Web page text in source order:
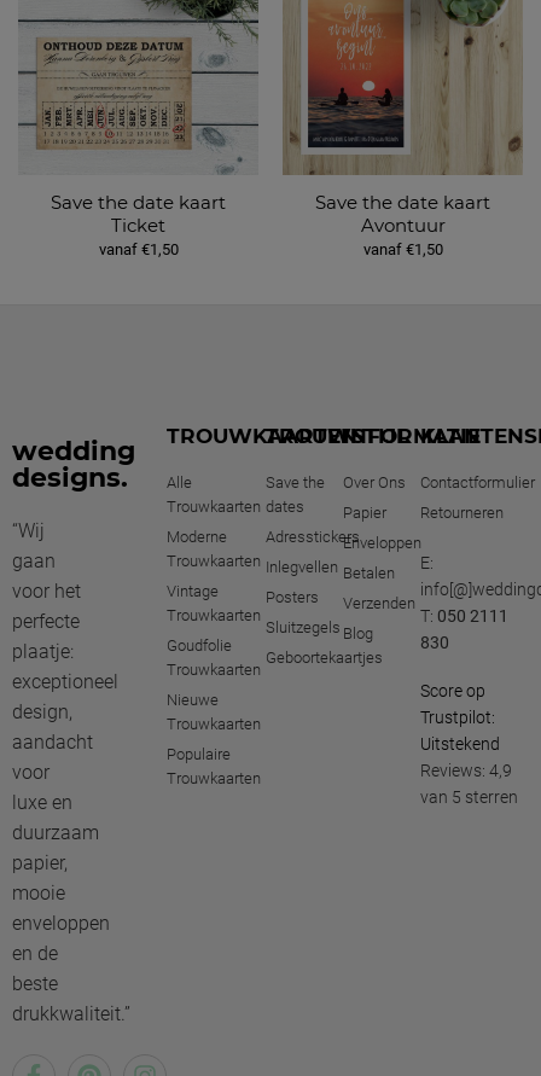
Save the date kaart
Ticket
vanaf €1,50
Save the date kaart
Avontuur
vanaf €1,50
wedding
designs.
“Wij
gaan
voor het
perfecte
plaatje:
exceptioneel
design,
aandacht
voor
luxe en
duurzaam
papier,
mooie
enveloppen
en de
beste
drukkwaliteit.”
TROUWKAARTEN
Alle
Trouwkaarten
Moderne
Trouwkaarten
Vintage
Trouwkaarten
Goudfolie
Trouwkaarten
Nieuwe
Trouwkaarten
Populaire
Trouwkaarten
TROUWSTIJL
Save the
dates
Adresstickers
Inlegvellen
Posters
Sluitzegels
Geboortekaartjes
INFORMATIE
Over Ons
Papier
Enveloppen
Betalen
Verzenden
Blog
Contactformulier
Retourneren
E:
T: 050 2111
830
Score op
Trustpilot:
Uitstekend
Reviews: 4,9
van 5 sterren